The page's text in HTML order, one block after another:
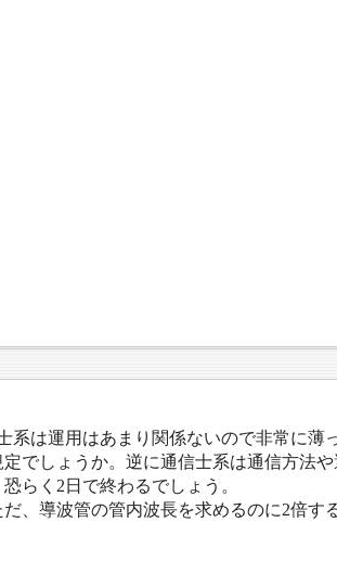
は運用はあまり関係ないので非常に薄
でしょうか。逆に通信士系は通信方法
らく2日で終わるでしょう。
、導波管の管内波長を求めるのに2倍す